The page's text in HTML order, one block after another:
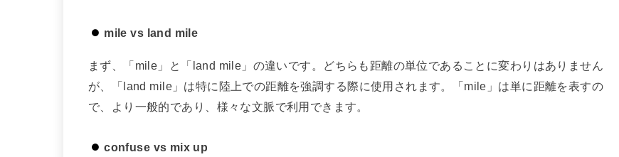
mile vs land mile
まず、「mile」と「land mile」の違いです。どちらも距離の単位であることに変わりはありません
が、「land mile」は特に陸上での距離を強調する際に使用されます。「mile」は単に距離を表すの
で、より一般的であり、様々な文脈で利用できます。
confuse vs mix up